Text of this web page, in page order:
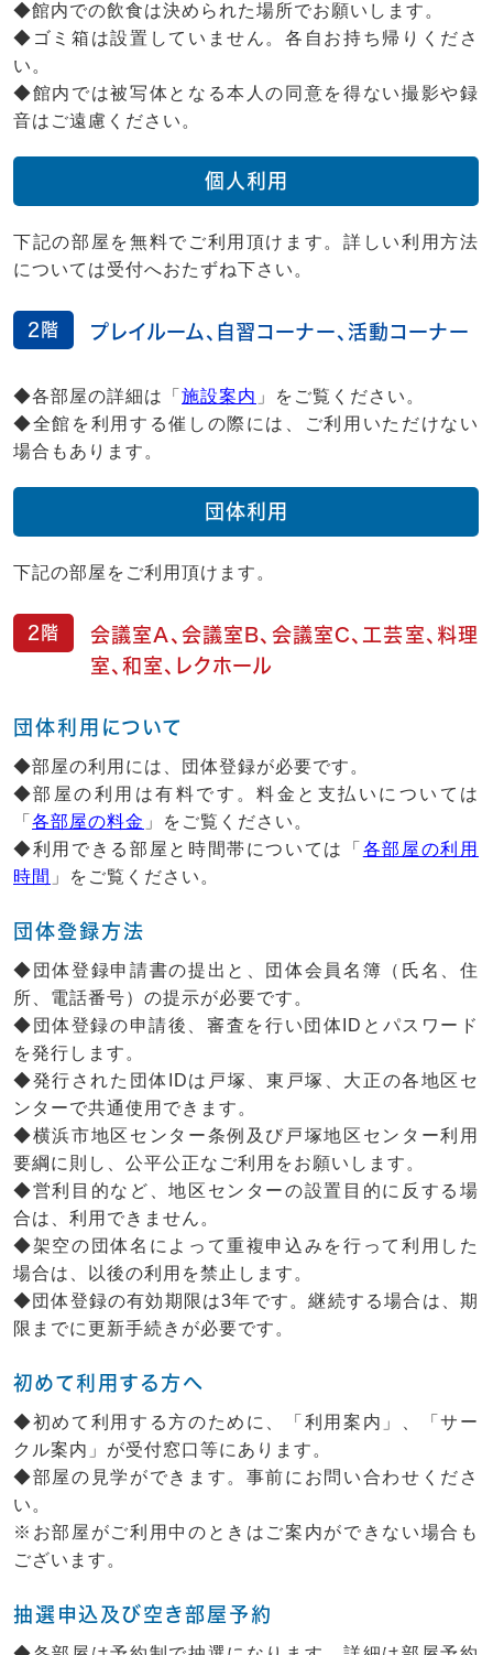
◆館内での飲食は決められた場所でお願いします。
◆ゴミ箱は設置していません。各自お持ち帰りくださ
い。
◆館内では被写体となる本人の同意を得ない撮影や録
音はご遠慮ください。
個人利用
下記の部屋を無料でご利用頂けます。詳しい利用方法
については受付へおたずね下さい。
2階 プレイルーム、自習コーナー、活動コーナー
◆各部屋の詳細は「 施設案内 」をご覧ください。
◆全館を利用する催しの際には、ご利用いただけない
場合もあります。
団体利用
下記の部屋をご利用頂けます。
2階
会議室A、会議室B、会議室C、工芸室、料理
室、和室、レクホール
団体利用について
◆部屋の利用には、団体登録が必要です。
◆部屋の利用は有料です。料金と支払いについては
「 各部屋の料金 」をご覧ください。
◆利用できる部屋と時間帯については「 各部屋の利用
時間 」をご覧ください。
団体登録方法
◆団体登録申請書の提出と、団体会員名簿（氏名、住
所、電話番号）の提示が必要です。
◆団体登録の申請後、審査を行い団体IDとパスワード
を発行します。
◆発行された団体IDは戸塚、東戸塚、大正の各地区セ
ンターで共通使用できます。
◆横浜市地区センター条例及び戸塚地区センター利用
要綱に則し、公平公正なご利用をお願いします。
◆営利目的など、地区センターの設置目的に反する場
合は、利用できません。
◆架空の団体名によって重複申込みを行って利用した
場合は、以後の利用を禁止します。
◆団体登録の有効期限は3年です。継続する場合は、期
限までに更新手続きが必要です。
初めて利用する方へ
◆初めて利用する方のために、「利用案内」、「サー
クル案内」が受付窓口等にあります。
◆部屋の見学ができます。事前にお問い合わせくださ
い。
※お部屋がご利用中のときはご案内ができない場合も
ございます。
抽選申込及び空き部屋予約